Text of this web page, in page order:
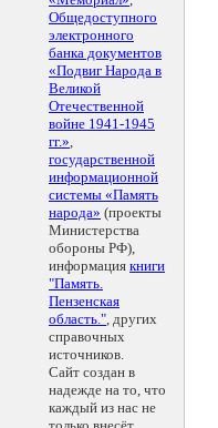
Общедоступного
электронного
банка документов
«Подвиг Народа в
Великой
Отечественной
войне 1941-1945
гг.»,
государственной
информационной
системы «Память
народа» (проекты
Министерства
обороны РФ),
информация книги
"Память.
Пензенская
область.", других
справочных
источников.
Сайт создан в
надежде на то, что
каждый из нас не